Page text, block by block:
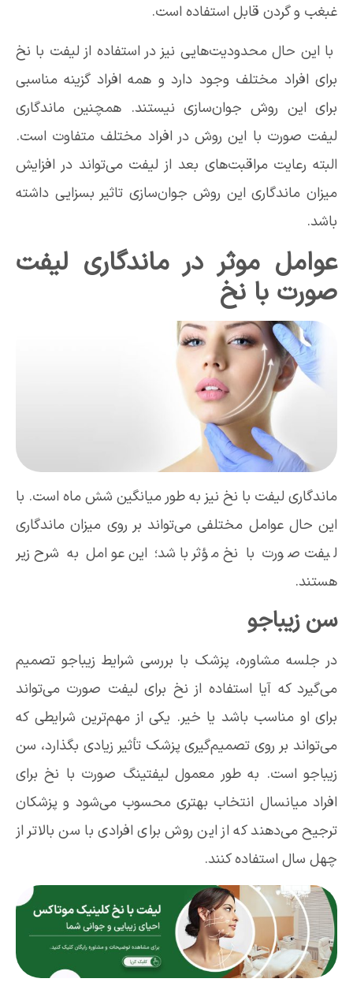
غبغب و گردن قابل استفاده است.
با این حال محدودیت‌هایی نیز در استفاده از لیفت با نخ
برای افراد مختلف وجود دارد و همه افراد گزینه مناسبی
برای این روش جوان‌سازی نیستند. همچنین ماندگاری
لیفت صورت با این روش در افراد مختلف متفاوت است.
البته رعایت مراقبت‌های بعد از لیفت می‌تواند در افزایش
میزان ماندگاری این روش جوان‌سازی تاثیر بسزایی داشته
باشد.
عوامل موثر در ماندگاری لیفت
صورت با نخ
ماندگاری لیفت با نخ نیز به طور میانگین شش ماه است. با
این حال عوامل مختلفی می‌تواند بر روی میزان ماندگاری
لیفت صورت با نخ مؤثر باشد؛ این عوامل به شرح زیر
هستند.
سن زیباجو
در جلسه مشاوره، پزشک با بررسی شرایط زیباجو تصمیم
می‌گیرد که آیا استفاده از نخ برای لیفت صورت می‌تواند
برای او مناسب باشد یا خیر. یکی از مهم‌ترین شرایطی که
می‌تواند بر روی تصمیم‌گیری پزشک تأثیر زیادی بگذارد، سن
زیباجو است. به طور معمول لیفتینگ صورت با نخ برای
افراد میانسال انتخاب بهتری محسوب می‌شود و پزشکان
ترجیح می‌دهند که از این روش برای افرادی با سن بالاتر از
چهل سال استفاده کنند.